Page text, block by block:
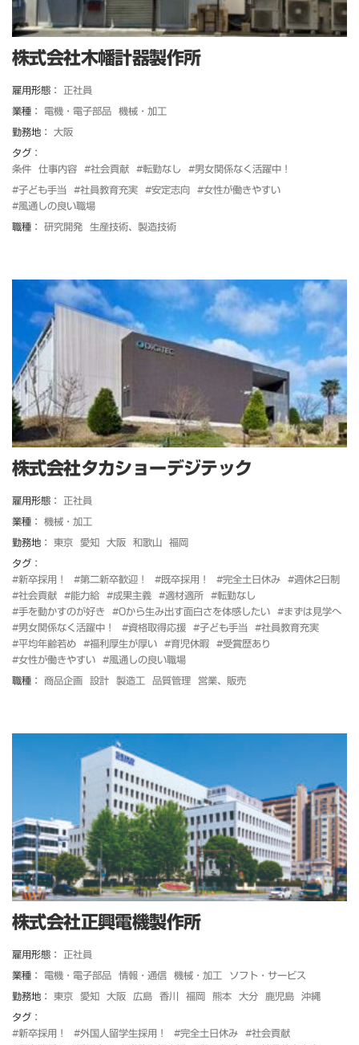
株式会社木幡計器製作所
雇用形態： 正社員
業種： 電機・電子部品 機械・加工
勤務地： 大阪
タグ：
条件
仕事内容 #社会貢献 #転勤なし #男女関係なく活躍中！
#子ども手当 #社員教育充実 #安定志向
#女性が働きやすい
#風通しの良い職場
職種： 研究開発 生産技術、製造技術
株式会社タカショーデジテック
雇用形態： 正社員
業種： 機械・加工
勤務地： 東京 愛知 大阪 和歌山 福岡
タグ：
#新卒採用！
#第二新卒歓迎！ #既卒採用！ #完全土日休み
#週休2日制
#社会貢献
#能力給 #成果主義 #適材適所
#転勤なし
#手を動かすのが好き
#0から生み出す面白さを体感したい
#まずは見学へ
#男女関係なく活躍中！
#資格取得応援 #子ども手当
#社員教育充実
#平均年齢若め
#福利厚生が厚い #育児休暇
#受賞歴あり
#女性が働きやすい
#風通しの良い職場
職種： 商品企画 設計 製造工 品質管理 営業、販売
株式会社正興電機製作所
雇用形態： 正社員
業種： 電機・電子部品 情報・通信 機械・加工 ソフト・サービス
勤務地： 東京 愛知 大阪 広島 香川 福岡 熊本 大分 鹿児島 沖縄
タグ：
#新卒採用！
#外国人留学生採用！ #完全土日休み
#社会貢献